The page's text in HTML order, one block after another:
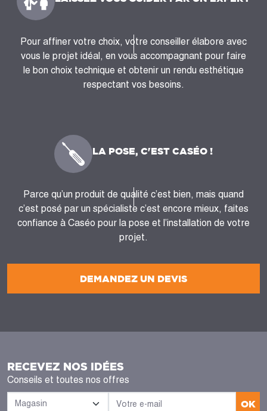
DEMANDEZ UN DEVIS
Pour affiner votre choix, votre conseiller élabore avec
vous le projet idéal, en vous accompagnant pour faire
le bon choix technique et obtenir un rendu esthétique
respectant vos besoins.
LA POSE, C'EST CASÉO !
Parce qu’un produit de qualité c’est bien, mais quand
c’est posé par un spécialiste c’est encore mieux, faites
confiance à Caséo pour la pose et l’installation de votre
projet.
RECEVEZ NOS IDÉES
Conseils et toutes nos offres
OK